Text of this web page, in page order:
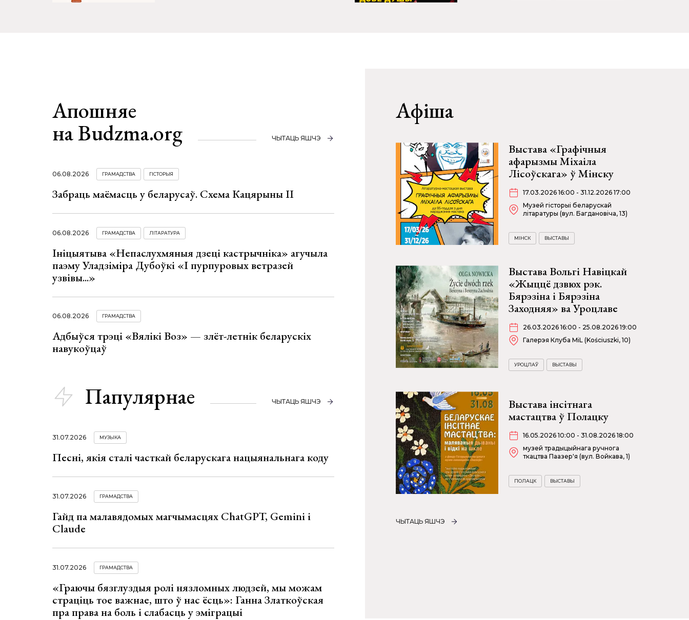
Апошняе
на Budzma.org
ЧЫТАЦЬ ЯШЧЭ
06.08.2026 ГРАМАДСТВА ГІСТОРЫЯ
Забраць маёмасць у беларусаў. Схема Кацярыны ІІ
06.08.2026 ГРАМАДСТВА ЛІТАРАТУРА
Ініцыятыва «Непаслухмяныя дзеці кастрычніка» агучыла
паэму Уладзіміра Дубоўкі «І пурпуровых ветразей
узвівы...»
06.08.2026 ГРАМАДСТВА
Адбыўся трэці «Вялікі Воз» — злёт-летнік беларускіх
навукоўцаў
Папулярнае ЧЫТАЦЬ ЯШЧЭ
31.07.2026 МУЗЫКА
Песні, якія сталі часткай беларускага нацыянальнага коду
31.07.2026 ГРАМАДСТВА
Гайд па малавядомых магчымасцях ChatGPT, Gemini і
Claude
31.07.2026 ГРАМАДСТВА
«Граючы бязглуздыя ролі нязломных людзей, мы можам
страціць тое важнае, што ў нас ёсць»: Ганна Златкоўская
пра права на боль і слабасць у эміграцыі
Афіша
Выстава «Графічныя
афарызмы Міхаіла
Лісоўскага» ў Мінску
17.03.2026 16:00 - 31.12.2026 17:00
Музей гісторыі беларускай
літаратуры (вул. Багдановіча, 13)
МІНСК ВЫСТАВЫ
Выстава Вольгі Навіцкай
«Жыццё дзвюх рэк.
Бярэзіна і Бярэзіна
Заходняя» ва Уроцлаве
26.03.2026 16:00 - 25.08.2026 19:00
Галерэя Клуба MiL (Kościuszki, 10)
УРОЦЛАЎ ВЫСТАВЫ
Выстава інсітнага
мастацтва ў Полацку
16.05.2026 10:00 - 31.08.2026 18:00
музей традыцыйнага ручнога
ткацтва Паазер'я (вул. Войкава, 1)
ПОЛАЦК ВЫСТАВЫ
ЧЫТАЦЬ ЯШЧЭ